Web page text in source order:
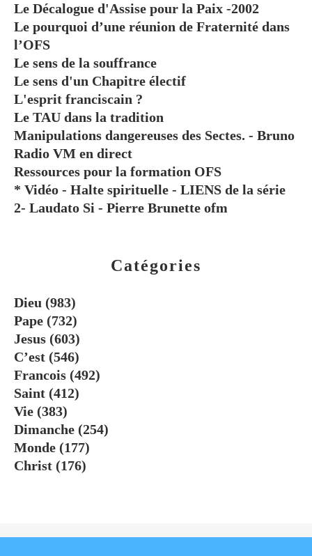
Catégories
Dieu (983)
Pape (732)
Jesus (603)
C’est (546)
Francois (492)
Saint (412)
Vie (383)
Dimanche (254)
Monde (177)
Christ (176)
Le Décalogue d'Assise pour la Paix -2002
Le pourquoi d’une réunion de Fraternité dans
l’OFS
Le sens de la souffrance
Le sens d'un Chapitre électif
L'esprit franciscain ?
Le TAU dans la tradition
Manipulations dangereuses des Sectes. - Bruno
Radio VM en direct
Ressources pour la formation OFS
* Vidéo - Halte spirituelle - LIENS de la série
2- Laudato Si - Pierre Brunette ofm